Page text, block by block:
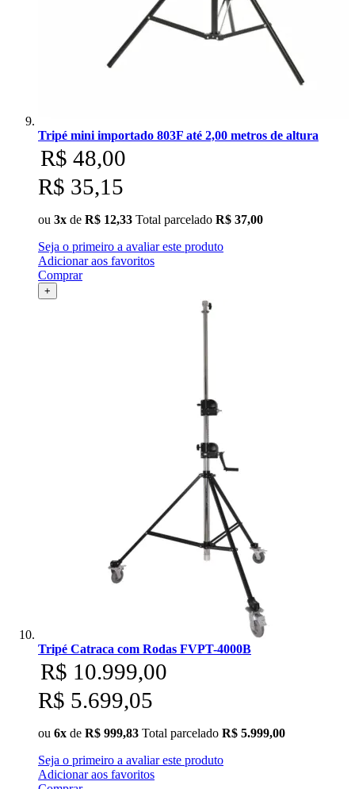
Tripé mini importado 803F até 2,00 metros de altura
R$ 48,00
R$ 35,15
ou 3x de R$ 12,33 Total parcelado R$ 37,00
Seja o primeiro a avaliar este produto
Adicionar aos favoritos
Comprar
+
Tripé Catraca com Rodas FVPT-4000B
R$ 10.999,00
R$ 5.699,05
ou 6x de R$ 999,83 Total parcelado R$ 5.999,00
Seja o primeiro a avaliar este produto
Adicionar aos favoritos